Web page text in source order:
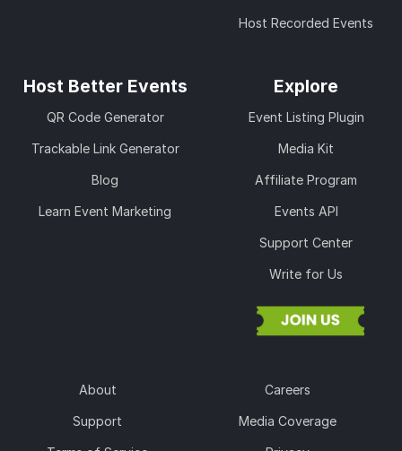
Host Recorded Events
Host Better Events
QR Code Generator
Trackable Link Generator
Blog
Learn Event Marketing
Explore
Event Listing Plugin
Media Kit
Affiliate Program
Events API
Support Center
Write for Us
About Careers
Support Media Coverage